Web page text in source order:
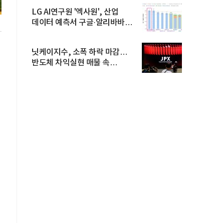
LG AI연구원 '엑사원', 산업
데이터 예측서 구글·알리바바
닛케이지수, 소폭 하락 마감…
반도체 차익실현 매물 속